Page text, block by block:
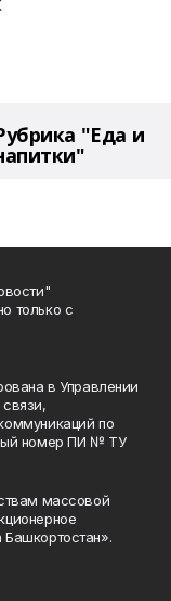
"Еда и
только с
в Управлении
по
номер ПИ № ТУ
массовой